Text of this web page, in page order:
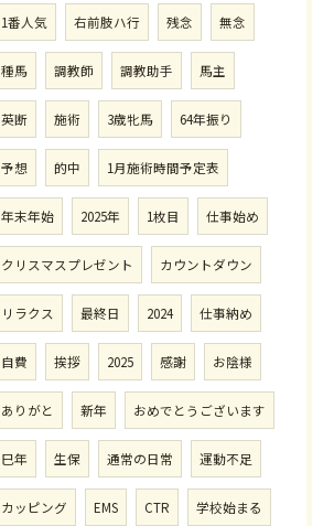
1番人気 右前肢ハ行 残念 無念
種馬 調教師 調教助手 馬主
英断 施術 3歳牝馬 64年振り
予想 的中 1月施術時間予定表
年末年始 2025年 1枚目 仕事始め
クリスマスプレゼント カウントダウン
リラクス 最終日 2024 仕事納め
自費 挨拶 2025 感謝 お陰様
ありがと 新年 おめでとうございます
巳年 生保 通常の日常 運動不足
カッピング EMS CTR 学校始まる